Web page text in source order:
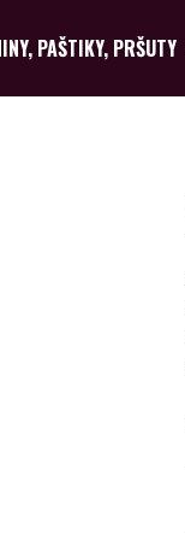
PAŠTIKY, PRŠUTY